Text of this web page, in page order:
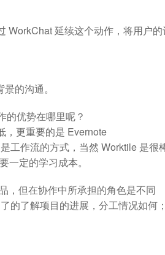
WorkChat 延续这个动作，将用户的
的沟通。
的优势在哪里呢？
，更重要的是 Evernote
工作流的方式，当然 Worktile 是很
定的学习成本。
，但在协作中所承担的角色是不同
的了解项目的进展，分工情况如何；